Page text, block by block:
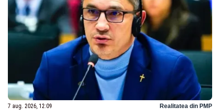
7 aug. 2026, 12:09 Realitatea din PMP